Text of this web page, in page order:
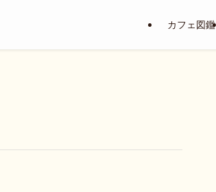
カフェ図鑑